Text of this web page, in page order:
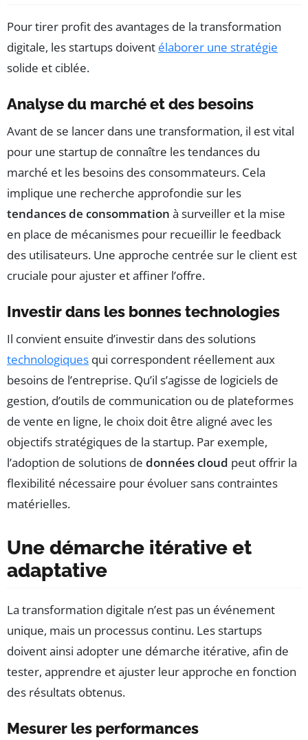
Pour tirer profit des avantages de la transformation
digitale, les startups doivent élaborer une stratégie
solide et ciblée.
Analyse du marché et des besoins
Avant de se lancer dans une transformation, il est vital
pour une startup de connaître les tendances du
marché et les besoins des consommateurs. Cela
implique une recherche approfondie sur les
tendances de consommation à surveiller et la mise
en place de mécanismes pour recueillir le feedback
des utilisateurs. Une approche centrée sur le client est
cruciale pour ajuster et affiner l’offre.
Investir dans les bonnes technologies
Il convient ensuite d’investir dans des solutions
technologiques qui correspondent réellement aux
besoins de l’entreprise. Qu’il s’agisse de logiciels de
gestion, d’outils de communication ou de plateformes
de vente en ligne, le choix doit être aligné avec les
objectifs stratégiques de la startup. Par exemple,
l’adoption de solutions de données cloud peut offrir la
flexibilité nécessaire pour évoluer sans contraintes
matérielles.
Une démarche itérative et
adaptative
La transformation digitale n’est pas un événement
unique, mais un processus continu. Les startups
doivent ainsi adopter une démarche itérative, afin de
tester, apprendre et ajuster leur approche en fonction
des résultats obtenus.
Mesurer les performances